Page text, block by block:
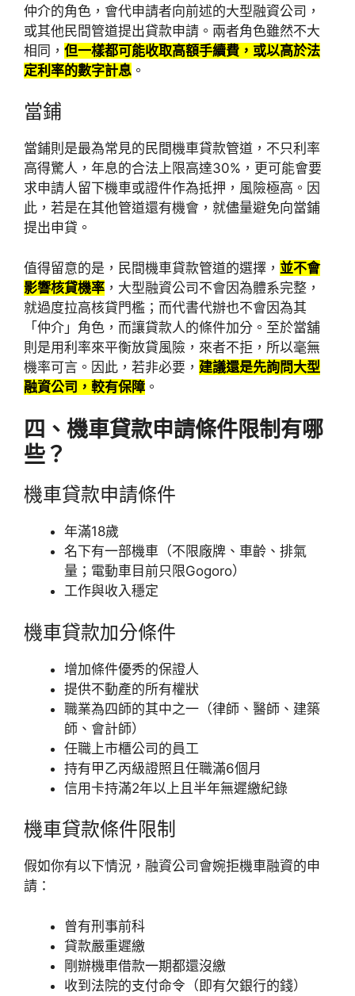
仲介的角色，會代申請者向前述的大型融資公司，
或其他民間管道提出貸款申請。兩者角色雖然不大
相同， 但一樣都可能收取高額手續費，或以高於法
定利率的數字計息 。
當鋪
當鋪則是最為常見的民間機車貸款管道，不只利率
高得驚人，年息的合法上限高達30%，更可能會要
求申請人留下機車或證件作為抵押，風險極高。因
此，若是在其他管道還有機會，就儘量避免向當鋪
提出申貸。
值得留意的是，民間機車貸款管道的選擇， 並不會
影響核貸機率 ，大型融資公司不會因為體系完整，
就過度拉高核貸門檻；而代書代辦也不會因為其
「仲介」角色，而讓貸款人的條件加分。至於當舖
則是用利率來平衡放貸風險，來者不拒，所以毫無
機率可言。因此，若非必要， 建議還是先詢問大型
融資公司，較有保障 。
四、機車貸款申請條件限制有哪
些？
機車貸款申請條件
年滿18歲
名下有一部機車（不限廠牌、車齡、排氣
量；電動車目前只限Gogoro）
工作與收入穩定
機車貸款加分條件
增加條件優秀的保證人
提供不動產的所有權狀
職業為四師的其中之一（律師、醫師、建築
師、會計師）
任職上市櫃公司的員工
持有甲乙丙級證照且任職滿6個月
信用卡持滿2年以上且半年無遲繳紀錄
機車貸款條件限制
假如你有以下情況，融資公司會婉拒機車融資的申
請：
曾有刑事前科
貸款嚴重遲繳
剛辦機車借款一期都還沒繳
收到法院的支付命令（即有欠銀行的錢）